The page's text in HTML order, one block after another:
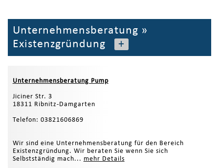
Unternehmensberatung »
Existenzgründung
+
Unternehmensberatung Pump
Jiciner Str. 3
18311 Ribnitz-Damgarten
Telefon: 03821606869
Wir sind eine Unternehmensberatung für den Bereich
Existenzgründung. Wir beraten Sie wenn Sie sich
Selbstständig mach... mehr Details